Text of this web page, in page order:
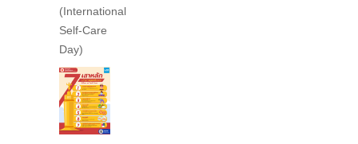
(International
Self-Care
Day)